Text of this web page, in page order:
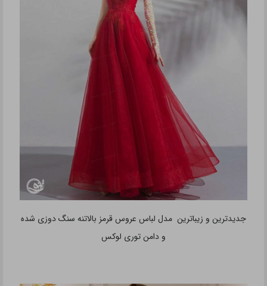
جدیدترین و زیباترین مدل لباس عروس قرمز بالاتنه سنگ دوزی شده
و دامن توری لوکس